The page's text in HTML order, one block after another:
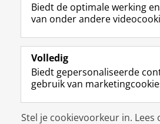
e
b
o
p
a
i
n
k
e
I
-
i
Studiekiezers
Alumni
Over ons
Disclaimer & Copyright
Biedt de optimale werking
van onder andere
Volledig
Biedt gepersonaliseerde
gebruik van
Stel je cookievoorkeur in. Lees